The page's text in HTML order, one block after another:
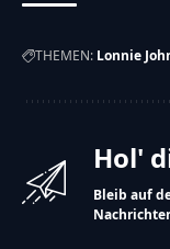
THEMEN: Lonnie
Hol'
Bleib auf